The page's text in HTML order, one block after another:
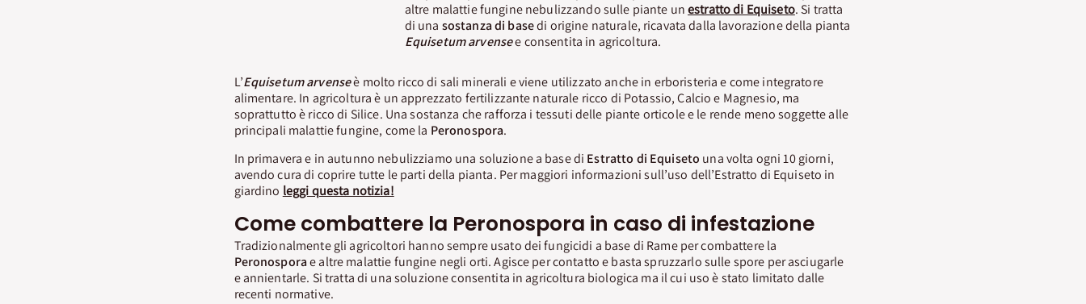
altre malattie fungine nebulizzando sulle piante unestratto di Equiseto. Si tratta
di una sostanza di basedi origine naturale, ricavata dalla lavorazione della pianta
Equisetum arvensee consentita in agricoltura.
L’Equisetum arvenseè molto ricco di sali minerali e viene utilizzato anche in erboristeria e come integratore
alimentare. In agricoltura è un apprezzato fertilizzante naturale ricco di Potassio, Calcio e Magnesio, ma
soprattutto è ricco di Silice. Una sostanza che rafforza i tessuti delle piante orticole e le rende meno soggette alle
principali malattie fungine, come la Peronospora.
In primavera e in autunno nebulizziamo una soluzione a base di Estratto di Equiseto una volta ogni 10 giorni,
avendo cura di coprire tutte le parti della pianta. Per maggiori informazioni sull’uso dell’Estratto di Equiseto in
giardino leggi questa notizia!
Come combattere la Peronospora in caso di infestazione
Tradizionalmente gli agricoltori hanno sempre usato dei fungicidi a base di Rame per combattere la
Peronosporae altre malattie fungine negli orti. Agisce per contatto e basta spruzzarlo sulle spore per asciugarle
e annientarle. Si tratta di una soluzione consentita in agricoltura biologica ma il cui uso è stato limitato dalle
recenti normative.